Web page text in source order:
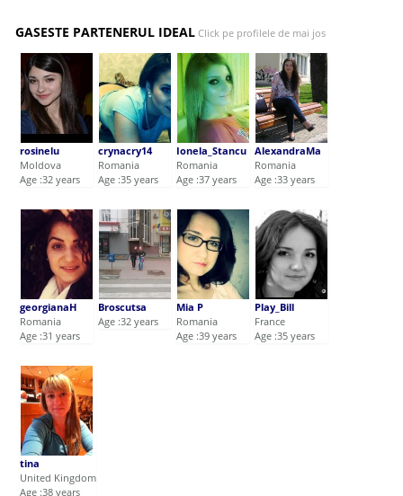
GASESTE PARTENERUL IDEAL Click pe profilele de mai jos
rosinelu
Moldova
Age :32 years
crynacry14
Romania
Age :35 years
Ionela_Stancu
Romania
Age :37 years
AlexandraMa
Romania
Age :33 years
georgianaH
Romania
Age :31 years
Broscutsa
Age :32 years
Mia P
Romania
Age :39 years
Play_Bill
France
Age :35 years
tina
United Kingdom
Age :38 years